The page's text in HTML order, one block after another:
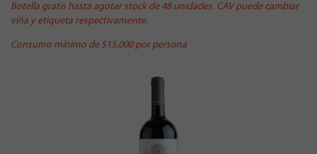
Botella gratis hasta agotar stock de 48 unidades. CAV puede cambiar
viña y etiqueta respectivamente.
Consumo mínimo de $15.000 por persona